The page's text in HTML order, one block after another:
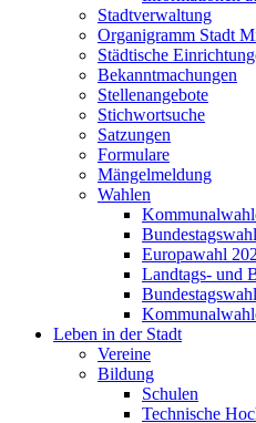
Stadtverwaltung
Organigramm Stadt
Städtische
Bekanntmachungen
Stellenangebote
Stichwortsuche
Satzungen
Formulare
Mängelmeldung
Wahlen
Europawahl
Landtags- und
Leben in der Stadt
Vereine
Bildung
Schulen
Technische